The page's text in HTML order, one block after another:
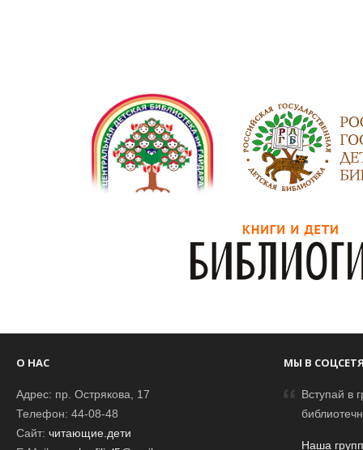
О НАС
Адрес: пр. Острякова, 17
Телефон: 44-08-48
Сайт: читающие.дети
МЫ В
Вступай в
Наша